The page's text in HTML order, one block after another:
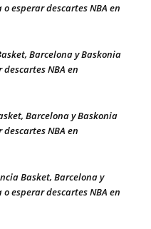
esperar descartes NBA en
Barcelona y Baskonia
NBA en
Barcelona y Baskonia
NBA en
Basket, Barcelona y
esperar descartes NBA en